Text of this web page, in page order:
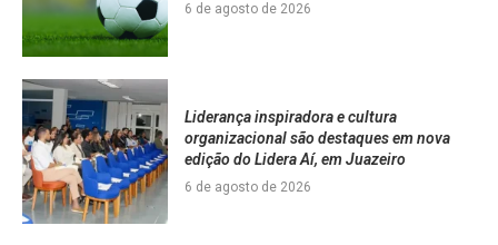
6 de agosto de 2026
Liderança inspiradora e cultura
organizacional são destaques em nova
edição do Lidera Aí, em Juazeiro
6 de agosto de 2026